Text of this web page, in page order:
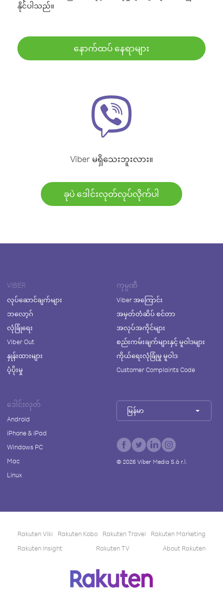
နိုင်ပါသည်။
နောက်ထပ် နေရာများ
Viber မရှိသေးဘူးလား။
ခုပဲ ဒေါင်းလုတ်လုပ်လိုက်ပါ
VIBER
လုပ်ဆောင်ချက်များ
ဘလော့ဂ်
လုံခြုံရေး
Viber Out
နှုန်းထားများ
ပံ့ပိုးမှု
ကုမ္ပဏီ
Viber အကြောင်း
အမှတ်တံဆိပ် စင်တာ
အလုပ်အကိုင်များ
စည်းကမ်းချက်များနှင့် မူဝါဒများ
ကိုယ်ရေးလုံခြုံမှု မူဝါဒ
Customer Complaints Code
ဒေါင်းလုတ်
Android
iPhone & iPad
Windows PC
Mac
Linux
မြန်မာ
© 2026Viber Media S.à r.l.
Rakuten Viki Rakuten Kobo Rakuten Travel
Rakuten Marketing
Rakuten Insight
Rakuten TV About Rakuten